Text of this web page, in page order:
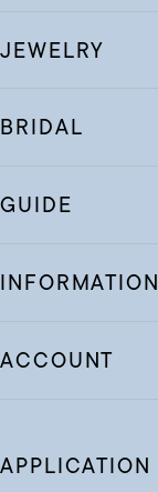
JEWELRY
BRIDAL
GUIDE
INFORMATION
ACCOUNT
APPLICATION